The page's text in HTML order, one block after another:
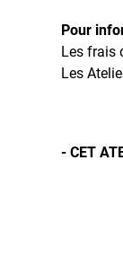
Pour
Les frais
Les
- CET